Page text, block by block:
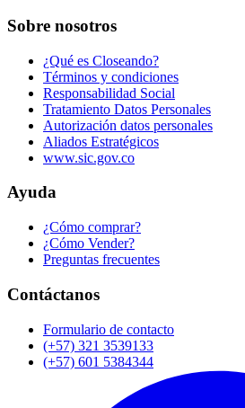
Sobre nosotros
¿Qué es Closeando?
Términos y condiciones
Responsabilidad Social
Tratamiento Datos Personales
Autorización datos personales
Aliados Estratégicos
www.sic.gov.co
Ayuda
¿Cómo comprar?
¿Cómo Vender?
Preguntas frecuentes
Contáctanos
Formulario de contacto
(+57) 321 3539133
(+57) 601 5384344